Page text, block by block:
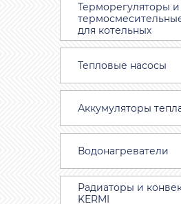
Терморегуляторы и
для котельных
Тепловые насосы
Аккумуляторы
Водонагреватели
Радиаторы и
KERMI